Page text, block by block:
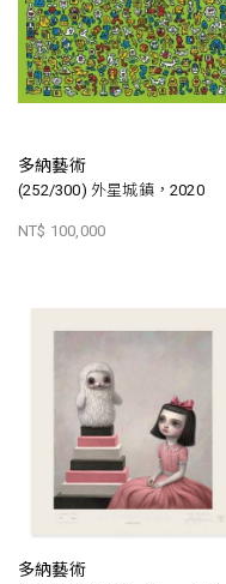
多納藝術
(252/300) 外星城鎮，2020
NT$ 100,000
多納藝術